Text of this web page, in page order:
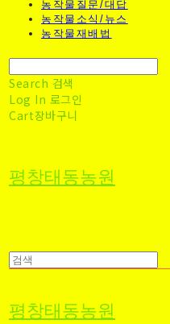
농작물질문/대답
농작물소식/뉴스
농작물재배법
Search 검색
Log In 로그인
Cart장바구니
평창태동농원
평창태동농원